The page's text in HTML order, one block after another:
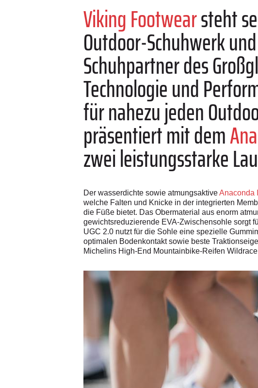
Viking Footwearsteht
Outdoor-Schuhwerk
Schuhpartner des
Technologie und
für nahezu jeden
präsentiert mit dem
zwei leistungsstarke
Der wasserdichte sowie atmungsaktiveAnaconda
welche Falten und Knicke in der integrierten
die Füße bietet. Das Obermaterial aus enorm
gewichtsreduzierende EVA-Zwischensohle sorgt
UGC 2.0 nutzt für die Sohle eine spezielle
optimalen Bodenkontakt sowie beste
Michelins High-End Mountainbike-Reifen